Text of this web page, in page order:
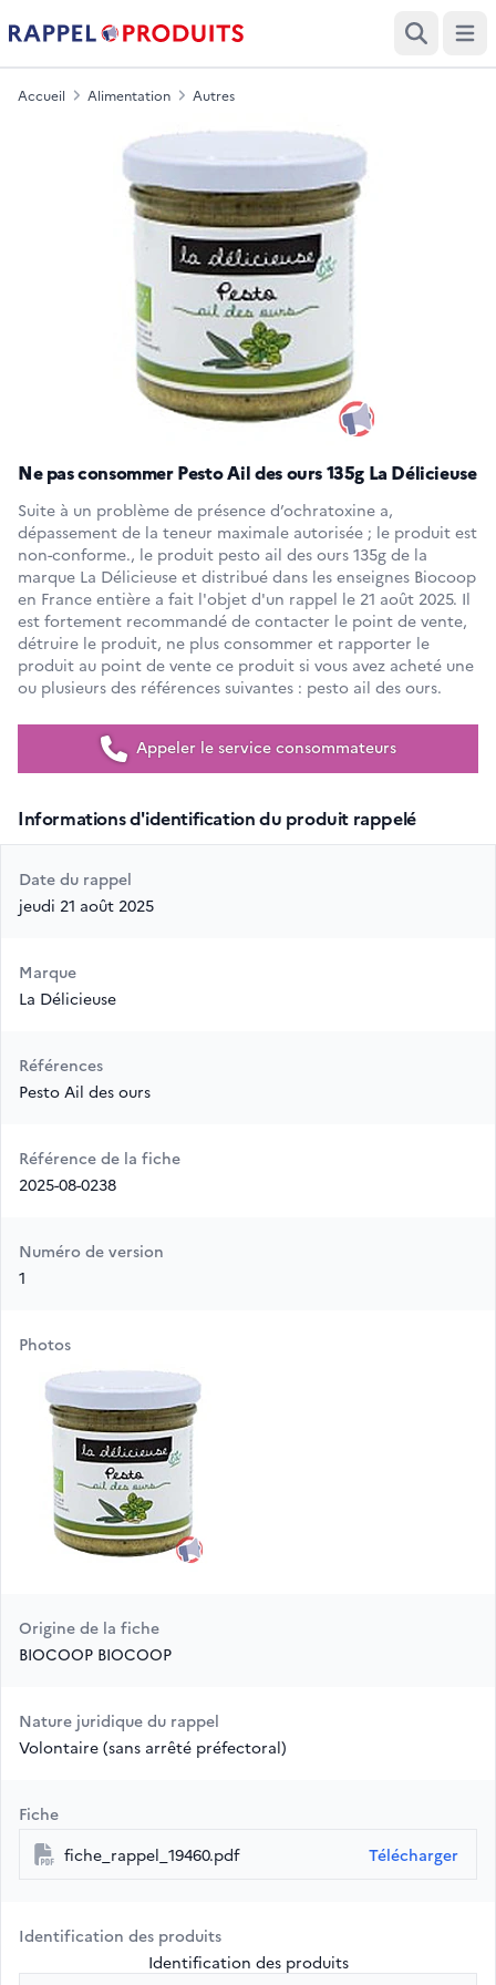
Accueil Alimentation Autres
Ne pas consommer Pesto Ail des ours 135g La Délicieuse
Suite à un problème de présence d’ochratoxine a,
dépassement de la teneur maximale autorisée ; le produit est
non-conforme., le produit pesto ail des ours 135g de la
marque La Délicieuse et distribué dans les enseignes Biocoop
en France entière a fait l'objet d'un rappel le 21 août 2025. Il
est fortement recommandé de contacter le point de vente,
détruire le produit, ne plus consommer et rapporter le
produit au point de vente ce produit si vous avez acheté une
ou plusieurs des références suivantes : pesto ail des ours.
Appeler le service consommateurs
Informations d'identification du produit rappelé
Date du rappel
jeudi 21 août 2025
Marque
La Délicieuse
Références
Pesto Ail des ours
Référence de la fiche
2025-08-0238
Numéro de version
1
Photos
Origine de la fiche
BIOCOOP BIOCOOP
Nature juridique du rappel
Volontaire (sans arrêté préfectoral)
Fiche
fiche_rappel_19460.pdf
Télécharger
Identification des produits
Identification des produits